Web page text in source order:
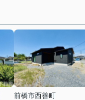
前橋市西善町